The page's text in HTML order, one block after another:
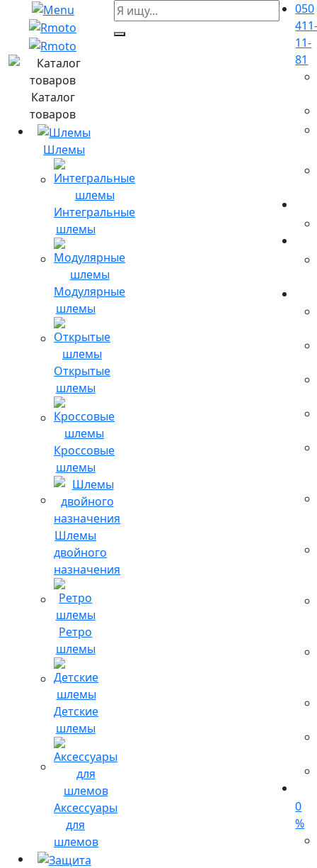
Каталог
товаров
Шлемы
Интегральные
шлемы
Модулярные
шлемы
Открытые
шлемы
Кроссовые
шлемы
Шлемы
двойного
назначения
Ретро
шлемы
Детские
шлемы
Аксессуары
для
шлемов
050
11-
81
0
%